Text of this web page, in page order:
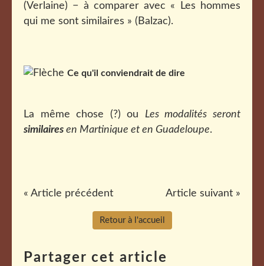
(Verlaine) − à comparer avec « Les hommes
qui me sont similaires » (Balzac).
Ce qu'il conviendrait de dire
La même chose (?) ou Les modalités seront
similaires en Martinique et en Guadeloupe.
« Article précédent Article suivant »
Retour à l'accueil
Partager cet article